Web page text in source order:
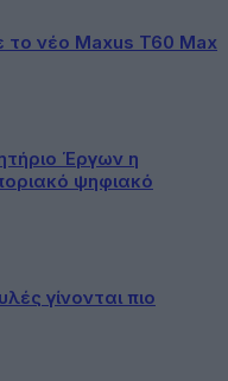
νέο Maxus T60 Max
Έργων η
ψηφιακό
γίνονται πιο